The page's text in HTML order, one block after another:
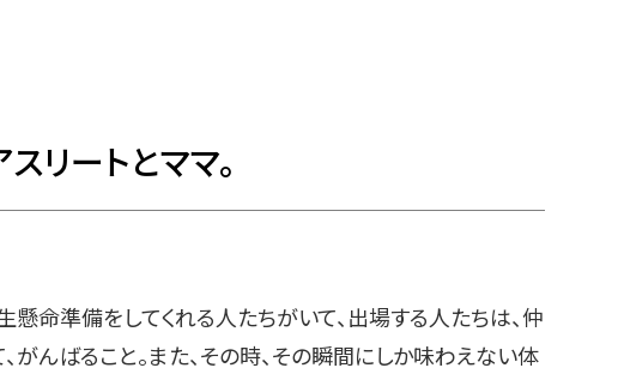
リートとママ。
命準備をしてくれる人たちがいて、出場する人たちは、仲
んばること。また、その時、その瞬間にしか味わえない体